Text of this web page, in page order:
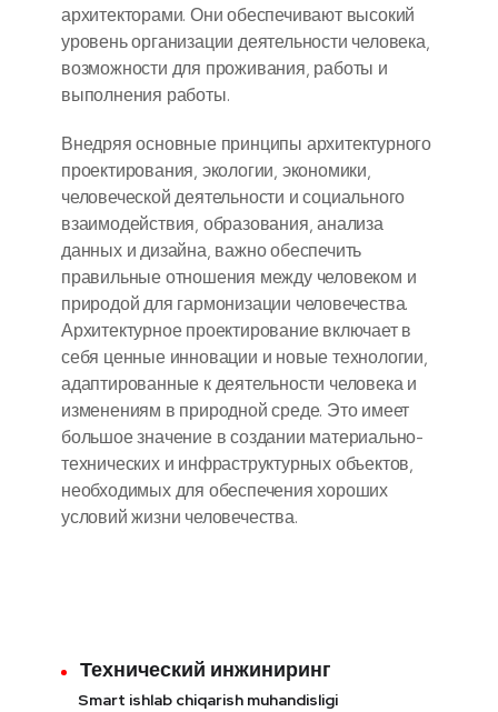
архитекторами. Они обеспечивают высокий
уровень организации деятельности человека,
возможности для проживания, работы и
выполнения работы.
Внедряя основные принципы архитектурного
проектирования, экологии, экономики,
человеческой деятельности и социального
взаимодействия, образования, анализа
данных и дизайна, важно обеспечить
правильные отношения между человеком и
природой для гармонизации человечества.
Архитектурное проектирование включает в
себя ценные инновации и новые технологии,
адаптированные к деятельности человека и
изменениям в природной среде. Это имеет
большое значение в создании материально-
технических и инфраструктурных объектов,
необходимых для обеспечения хороших
условий жизни человечества.
Технический инжиниринг
Smart ishlab chiqarish muhandisligi